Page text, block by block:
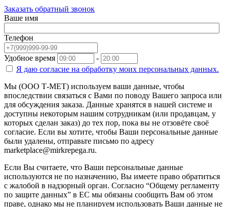
Заказать обратный звонок
Ваше имя
Телефон
Удобное время
-
Я даю согласие на обработку моих персональных данных.
Мы (ООО Т-МЕТ) используем ваши данные, чтобы
впоследствии связаться с Вами по поводу Вашего запроса или
для обсуждения заказа. Данные хранятся в нашей системе и
доступны некоторым нашим сотрудникам (или продавцам, у
которых сделан заказ) до тех пор, пока вы не отзовёте своё
согласие. Если вы хотите, чтобы Ваши персональные данные
были удалены, отправьте письмо по адресу
marketplace@mirkrepega.ru.
Если Вы считаете, что Ваши персональные данные
используются не по назначению, Вы имеете право обратиться
с жалобой в надзорный орган. Согласно “Общему регламенту
по защите данных” в ЕС мы обязаны сообщить Вам об этом
праве, однако мы не планируем использовать Ваши данные не